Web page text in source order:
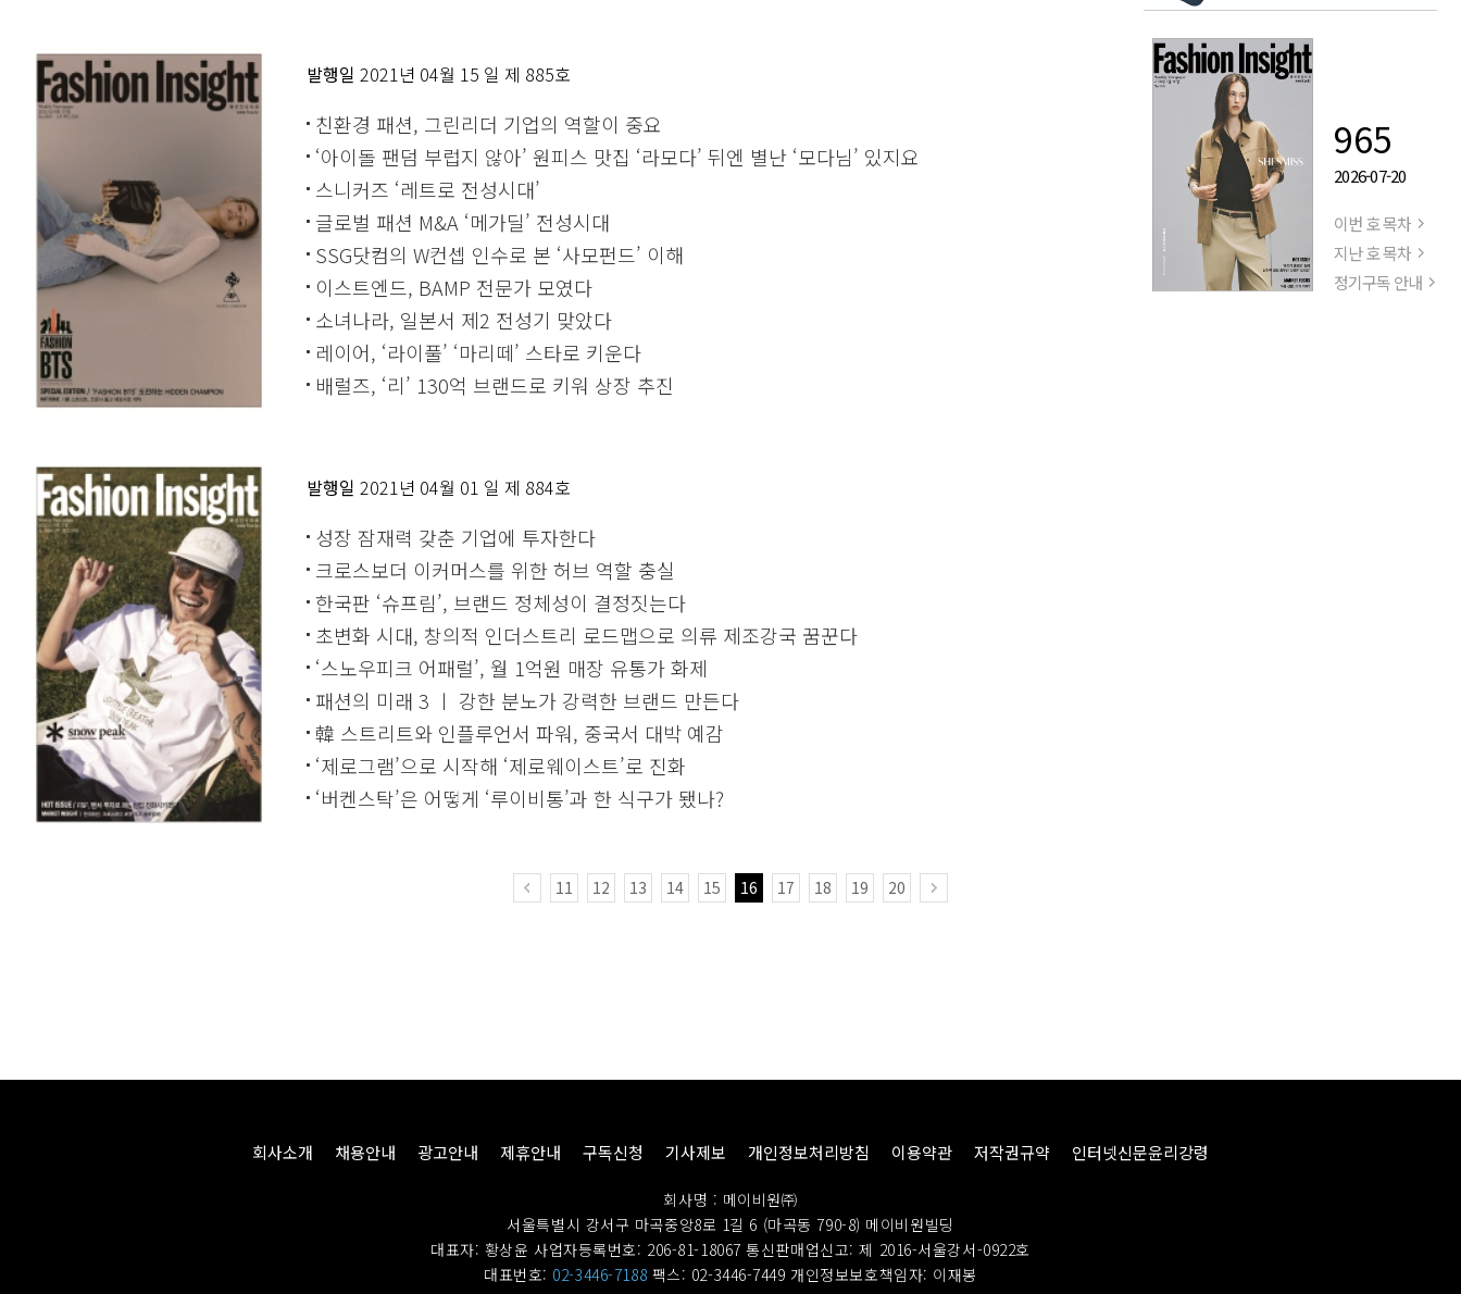
발행일 2021년 04월 15 일 제 885호
친환경 패션, 그린리더 기업의 역할이 중요
‘아이돌 팬덤 부럽지 않아’ 원피스 맛집 ‘라모다’ 뒤엔 별난 ‘모다님’ 있지요
스니커즈 ‘레트로 전성시대’
글로벌 패션 M&A ‘메가딜’ 전성시대
SSG닷컴의 W컨셉 인수로 본 ‘사모펀드’ 이해
이스트엔드, BAMP 전문가 모였다
소녀나라, 일본서 제2 전성기 맞았다
레이어, ‘라이풀’ ‘마리떼’ 스타로 키운다
배럴즈, ‘리’ 130억 브랜드로 키워 상장 추진
발행일 2021년 04월 01 일 제 884호
성장 잠재력 갖춘 기업에 투자한다
크로스보더 이커머스를 위한 허브 역할 충실
한국판 ‘슈프림’, 브랜드 정체성이 결정짓는다
초변화 시대, 창의적 인더스트리 로드맵으로 의류 제조강국 꿈꾼다
‘스노우피크 어패럴’, 월 1억원 매장 유통가 화제
패션의 미래 3 ㅣ 강한 분노가 강력한 브랜드 만든다
韓 스트리트와 인플루언서 파워, 중국서 대박 예감
‘제로그램’으로 시작해 ‘제로웨이스트’로 진화
‘버켄스탁’은 어떻게 ‘루이비통’과 한 식구가 됐나?
11 12 13 14 15 16 17 18 19 20
965
2026-07-20
이번 호 목차
지난 호 목차
정기구독 안내
회사소개 채용안내 광고안내 제휴안내 구독신청 기사제보 개인정보처리방침 이용약관 저작권규약 인터넷신문윤리강령
회사명 : 메이비원㈜
서울특별시 강서구 마곡중앙8로 1길 6 (마곡동 790-8) 메이비원빌딩
대표자: 황상윤 사업자등록번호: 206-81-18067통신판매업신고: 제 2016-서울강서-0922호
대표번호: 02-3446-7188 팩스: 02-3446-7449 개인정보보호책임자: 이재봉